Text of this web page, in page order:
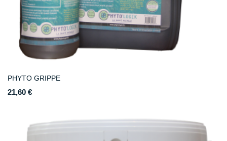
PHYTO GRIPPE
21,60 €